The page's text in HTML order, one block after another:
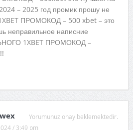
– 2025 год промик прошу не
ПРОМОКОД – 500 xbet – это
неправильное написние
1XBET ПРОМОКОД –
Yorumunuz onay beklemektedir.
/ 3:49 pm